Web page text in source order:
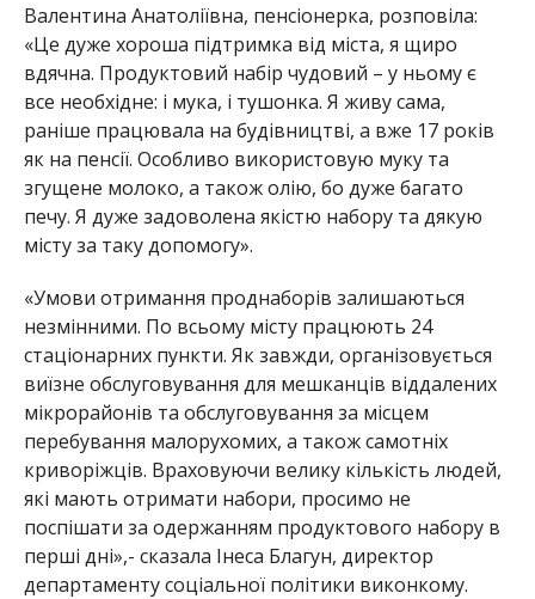
Валентина Анатоліївна, пенсіонерка, розповіла:
«Це дуже хороша підтримка від міста, я щиро
вдячна. Продуктовий набір чудовий – у ньому є
все необхідне: і мука, і тушонка. Я живу сама,
раніше працювала на будівництві, а вже 17 років
як на пенсії. Особливо використовую муку та
згущене молоко, а також олію, бо дуже багато
печу. Я дуже задоволена якістю набору та дякую
місту за таку допомогу».
«Умови отримання проднаборів залишаються
незмінними. По всьому місту працюють 24
стаціонарних пункти. Як завжди, організовується
виїзне обслуговування для мешканців віддалених
мікрорайонів та обслуговування за місцем
перебування малорухомих, а також самотніх
криворіжців. Враховуючи велику кількість людей,
які мають отримати набори, просимо не
поспішати за одержанням продуктового набору в
перші дні»,- сказала Інеса Благун, директор
департаменту соціальної політики виконкому.